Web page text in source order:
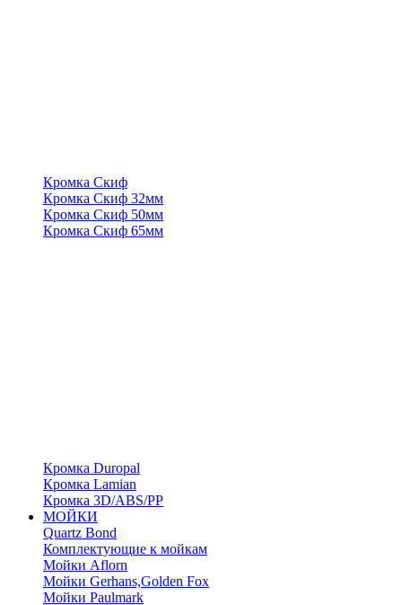
Кромка Скиф
Кромка Скиф 32мм
Кромка Скиф 50мм
Кромка Скиф 65мм
Кромка Duropal
Кромка Lamian
Кромка 3D/ABS/PP
МОЙКИ
Quartz Bond
Комплектующие к мойкам
Мойки Aflorn
Мойки Gerhans,Golden Fox
Мойки Paulmark